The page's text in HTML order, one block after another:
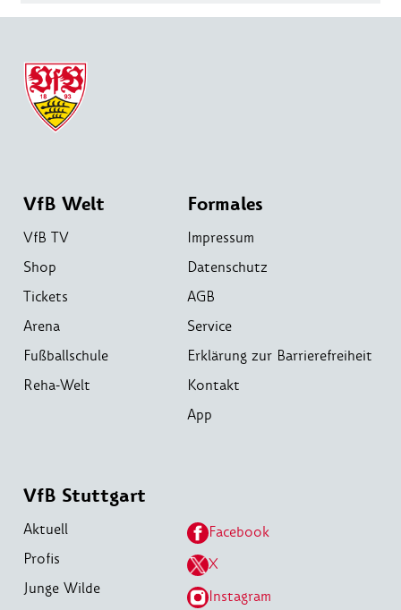
VfB Welt
VfB TV
Shop
Tickets
Arena
Fußballschule
Reha-Welt
Formales
Impressum
Datenschutz
AGB
Service
Erklärung zur Barrierefreiheit
Kontakt
App
VfB Stuttgart
Aktuell
Profis
Junge Wilde
Facebook
X
Instagram